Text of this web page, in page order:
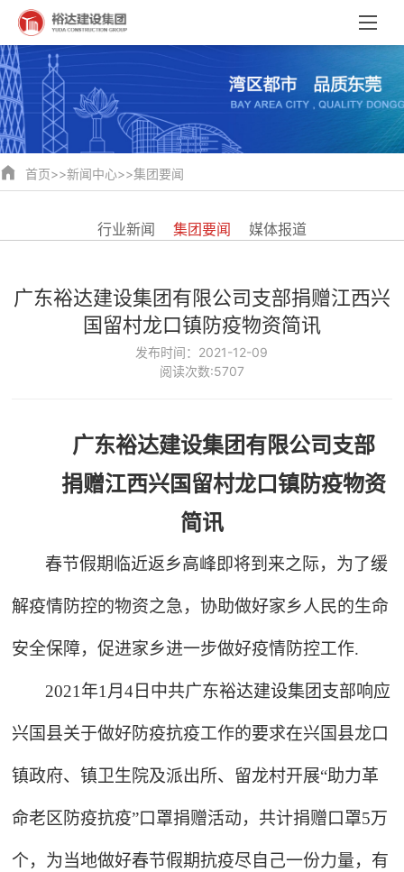
首页>>新闻中心>>集团要闻
行业新闻 集团要闻 媒体报道
广东裕达建设集团有限公司支部捐赠江西兴
国留村龙口镇防疫物资简讯
发布时间：2021-12-09
阅读次数:5707
广东裕达建设集团有限公司支部
捐赠江西兴国留村龙口镇防疫物资
简讯
春节假期临近返乡高峰即将到来之际，为了缓
解疫情防控的物资之急，协助做好家乡人民的生命
安全保障，促进家乡进一步做好疫情防控工作.
2021年1月4日中共广东裕达建设集团支部响应
兴国县关于做好防疫抗疫工作的要求在兴国县龙口
镇政府、镇卫生院及派出所、留龙村开展“助力革
命老区防疫抗疫”口罩捐赠活动，共计捐赠口罩5万
个，为当地做好春节假期抗疫尽自己一份力量，有